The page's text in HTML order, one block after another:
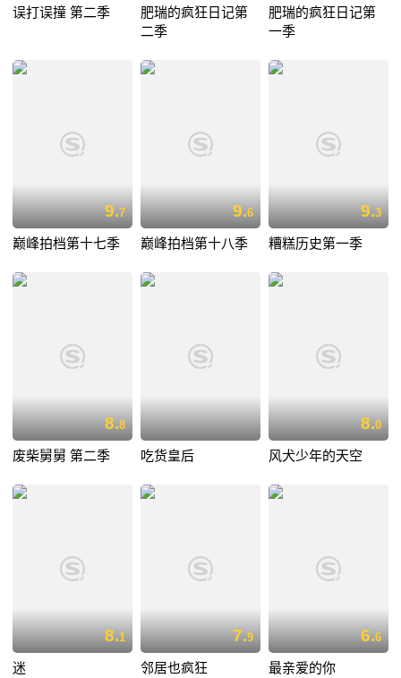
误打误撞 第二季
肥瑞的疯狂日记第
二季
肥瑞的疯狂日记第
一季
9.7
巅峰拍档第十七季
9.6
巅峰拍档第十八季
9.3
糟糕历史第一季
8.8
废柴舅舅 第二季 吃货皇后
8.0
风犬少年的天空
8.1
迷
7.9
邻居也疯狂
6.6
最亲爱的你